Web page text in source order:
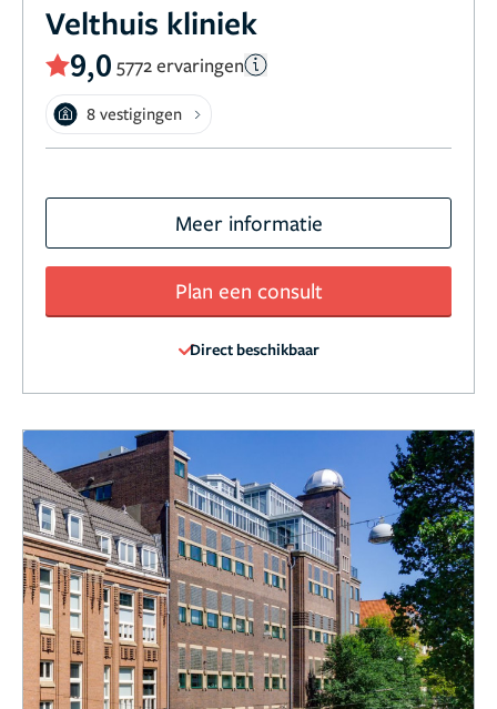
Velthuis kliniek
9,0 5772 ervaringen
8 vestigingen
Meer informatie
Plan een consult
Direct beschikbaar